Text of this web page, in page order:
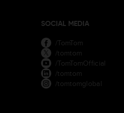
SOCIAL MEDIA
/TomTom
/tomtom
/TomTomOfficial
/tomtom
/tomtomglobal